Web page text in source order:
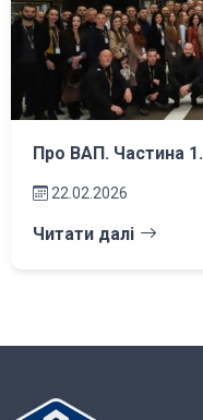
Про ВАП. Частина 1.
22.02.2026
Читати далі